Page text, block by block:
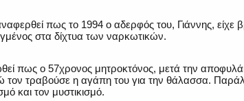
πως το 1994 ο αδερφός του, Γιάννης,
στα δίχτυα των ναρκωτικών.
πως ο 57χρονος μητροκτόνος, μετά την
τον τραβούσε η αγάπη του για την θάλασσα.
και τον μυστικισμό.